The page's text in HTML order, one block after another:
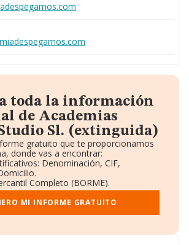
toda la información
de Academias
Sl. (extinguida)
gratuito que te proporcionamos
donde vas a encontrar:
Denominación, CIF,
Completo (BORME).
Evolución Ventas y Empleados.
Administración y Administradores.
Ejecutivos.
MI INFORME GRATUITO